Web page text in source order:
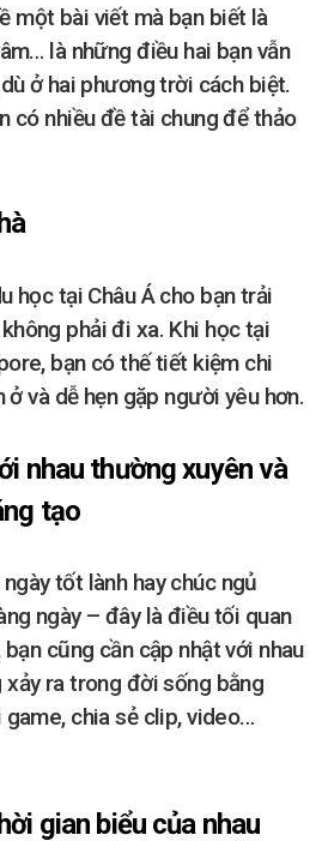
một bài viết mà bạn biết là
là những điều hai bạn vẫn
dù ở hai phương trời cách biệt.
có nhiều đề tài chung để thảo
học tại Châu Á cho bạn trải
phải đi xa. Khi học tại
bạn có thế tiết kiệm chi
ở và dễ hẹn gặp người yêu hơn.
nhau thường xuyên và
tạo
tốt lành hay chúc ngủ
ngày – đây là điều tối quan
cũng cần cập nhật với nhau
ra trong đời sống bằng
game, chia sẻ clip, video…
gian biểu của nhau